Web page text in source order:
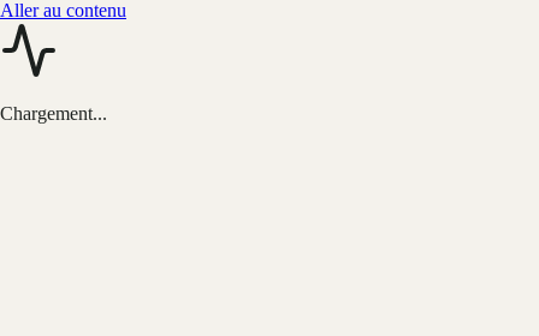
Aller au contenu
Chargement...